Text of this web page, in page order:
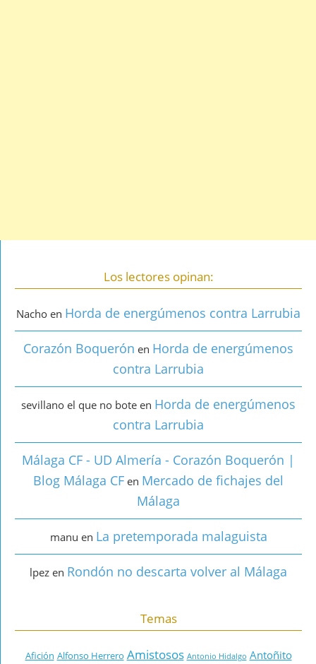
Los lectores opinan:
Nacho en Horda de energúmenos contra Larrubia
Corazón Boquerón en Horda de energúmenos
contra Larrubia
sevillano el que no bote en Horda de energúmenos
contra Larrubia
Málaga CF - UD Almería - Corazón Boquerón |
Blog Málaga CF en Mercado de fichajes del
Málaga
manu en La pretemporada malaguista
lpez en Rondón no descarta volver al Málaga
Temas
Afición Alfonso Herrero Amistosos Antonio Hidalgo Antoñito